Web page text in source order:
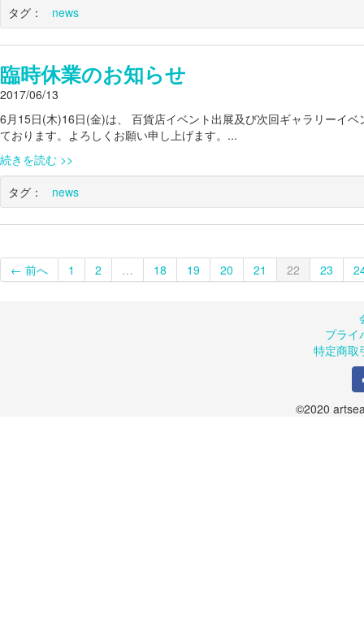
タグ：
news
臨時休業のお知らせ
2017/06/13
6月15日(木)16日(金)は、 百貨店イベント出展及び次回ギャラリーイ
ております。よろしくお願い申し上げます。...
続きを読む
タグ：
news
← 前へ 1 2 … 18 19 20 21 22 23
プライ
特定商取
©2020